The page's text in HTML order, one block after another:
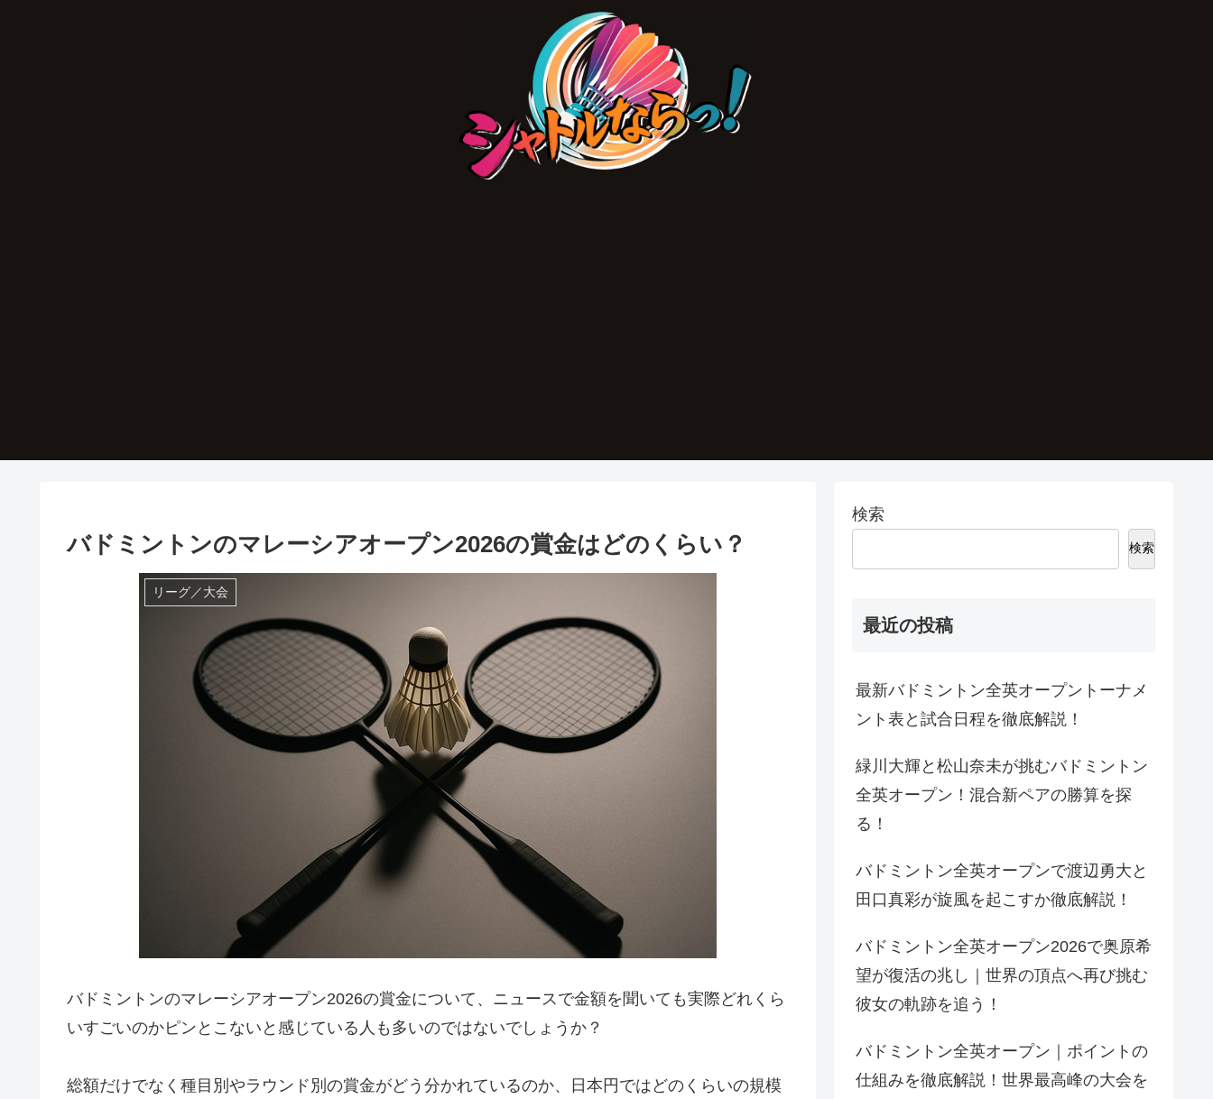
バドミントンのマレーシアオープン2026の賞金はどのくらい？
リーグ／大会
バドミントンのマレーシアオープン2026の賞金について、ニュースで金額を聞いても実際どれくら
いすごいのかピンとこないと感じている人も多いのではないでしょうか？
総額だけでなく種目別やラウンド別の賞金がどう分かれているのか、日本円ではどのくらいの規模
検索
検索
最近の投稿
最新バドミントン全英オープントーナメ
ント表と試合日程を徹底解説！
緑川大輝と松山奈未が挑むバドミントン
全英オープン！混合新ペアの勝算を探
る！
バドミントン全英オープンで渡辺勇大と
田口真彩が旋風を起こすか徹底解説！
バドミントン全英オープン2026で奥原希
望が復活の兆し｜世界の頂点へ再び挑む
彼女の軌跡を追う！
バドミントン全英オープン｜ポイントの
仕組みを徹底解説！世界最高峰の大会を